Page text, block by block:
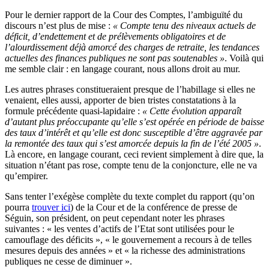
Pour le dernier rapport de la Cour des Comptes, l’ambiguïté du
discours n’est plus de mise : « Compte tenu des niveaux actuels de
déficit, d’endettement et de prélèvements obligatoires et de
l’alourdissement déjà amorcé des charges de retraite, les tendances
actuelles des finances publiques ne sont pas soutenables ». Voilà qui
me semble clair : en langage courant, nous allons droit au mur.
Les autres phrases constitueraient presque de l’habillage si elles ne
venaient, elles aussi, apporter de bien tristes constatations à la
formule précédente quasi-lapidaire : « Cette évolution apparaît
d’autant plus préoccupante qu’elle s’est opérée en période de baisse
des taux d’intérêt et qu’elle est donc susceptible d’être aggravée par
la remontée des taux qui s’est amorcée depuis la fin de l’été 2005 ».
Là encore, en langage courant, ceci revient simplement à dire que, la
situation n’étant pas rose, compte tenu de la conjoncture, elle ne va
qu’empirer.
Sans tenter l’exégèse complète du texte complet du rapport (qu’on
pourra trouver ici) de la Cour et de la conférence de presse de
Séguin, son président, on peut cependant noter les phrases
suivantes : « les ventes d’actifs de l’Etat sont utilisées pour le
camouflage des déficits », « le gouvernement a recours à de telles
mesures depuis des années » et « la richesse des administrations
publiques ne cesse de diminuer ».